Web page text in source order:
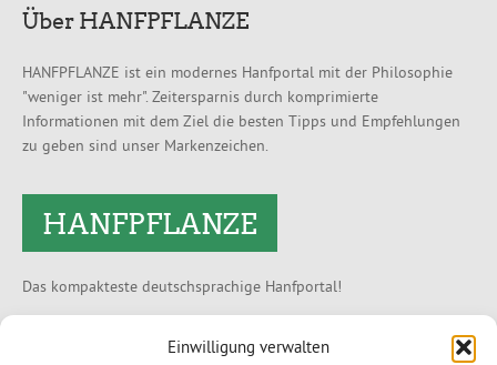
Einwilligung verwalten
Über HANFPFLANZE
HANFPFLANZE ist ein modernes Hanfportal mit der Philosophie
"weniger ist mehr". Zeitersparnis durch komprimierte
Informationen mit dem Ziel die besten Tipps und Empfehlungen
zu geben sind unser Markenzeichen.
HANFPFLANZE
Das kompakteste deutschsprachige Hanfportal!